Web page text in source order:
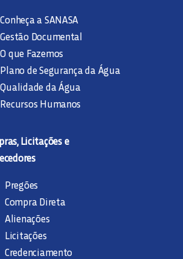
Conheça a SANASA
Gestão Documental
O que Fazemos
Plano de Segurança da Água
Qualidade da Água
Recursos Humanos
Licitações e
Pregões
Compra Direta
Alienações
Licitações
Credenciamento